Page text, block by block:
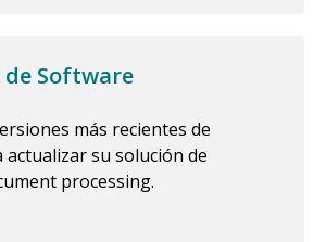
de Software
más recientes de
su solución de
processing.